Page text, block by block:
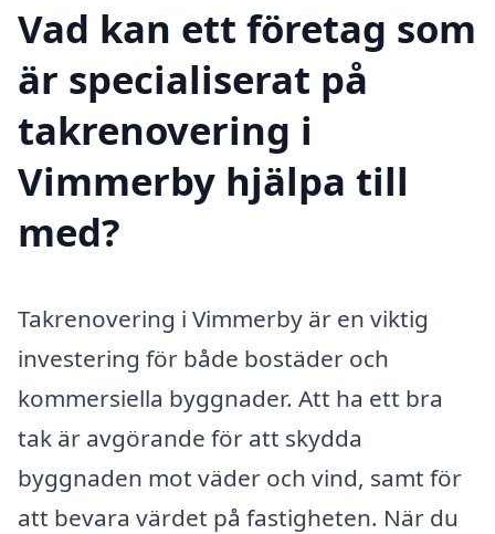
Vad kan ett företag som
är specialiserat på
takrenovering i
Vimmerby hjälpa till
med?
Takrenovering i Vimmerby är en viktig
investering för både bostäder och
kommersiella byggnader. Att ha ett bra
tak är avgörande för att skydda
byggnaden mot väder och vind, samt för
att bevara värdet på fastigheten. När du